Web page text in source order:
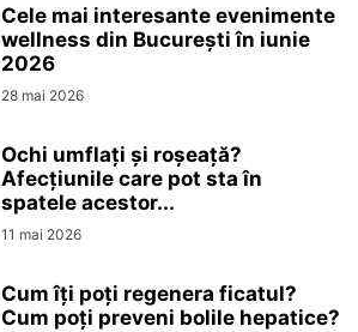
Cele mai interesante evenimente
wellness din București în iunie
2026
28 mai 2026
Ochi umflați și roșeață?
Afecțiunile care pot sta în
spatele acestor...
11 mai 2026
Cum îți poți regenera ficatul?
Cum poți preveni bolile hepatice?